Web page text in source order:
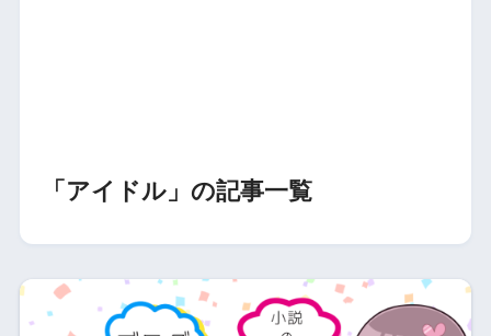
「アイドル」の記事一覧